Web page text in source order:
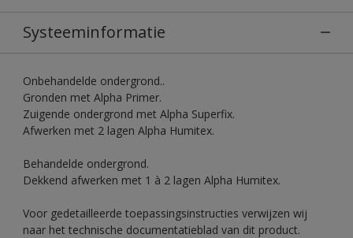
Systeeminformatie
Onbehandelde ondergrond..
Gronden met Alpha Primer.
Zuigende ondergrond met Alpha Superfix.
Afwerken met 2 lagen Alpha Humitex.
Behandelde ondergrond.
Dekkend afwerken met 1 à 2 lagen Alpha Humitex.
Voor gedetailleerde toepassingsinstructies verwijzen wij
naar het technische documentatieblad van dit product.